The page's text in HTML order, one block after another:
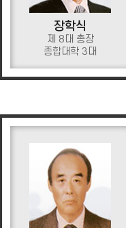
장학식
제 8대 총장
종합대학 3대